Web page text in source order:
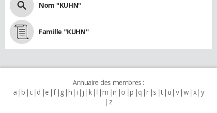
Nom "KUHN"
Famille "KUHN"
Annuaire des membres :
a b c d e f g h i j k l m n o p q r s t u v w x y
z